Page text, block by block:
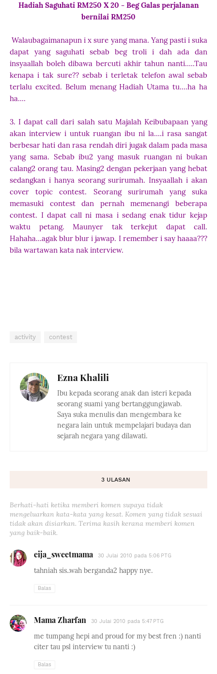
Hadiah Saguhati RM250 X 20 - Beg Galas perjalanan
bernilai RM250
Walaubagaimanapun i x sure yang mana. Yang pasti i suka
dapat yang saguhati sebab beg troli i dah ada dan
insyaallah boleh dibawa bercuti akhir tahun nanti.....Tau
kenapa i tak sure?? sebab i terletak telefon awal sebab
terlalu excited. Belum menang Hadiah Utama tu....ha ha
ha....
3. I dapat call dari salah satu Majalah Keibubapaan yang
akan interview i untuk ruangan ibu ni la....i rasa sangat
berbesar hati dan rasa rendah diri jugak dalam pada masa
yang sama. Sebab ibu2 yang masuk ruangan ni bukan
calang2 orang tau. Masing2 dengan pekerjaan yang hebat
sedangkan i hanya seorang surirumah. Insyaallah i akan
cover topic contest. Seorang surirumah yang suka
memasuki contest dan pernah memenangi beberapa
contest. I dapat call ni masa i sedang enak tidur kejap
waktu petang. Maunyer tak terkejut dapat call.
Hahaha...agak blur blur i jawap. I remember i say haaaa???
bila wartawan kata nak interview.
activity contest
Ezna Khalili
Ibu kepada seorang anak dan isteri kepada
seorang suami yang bertanggungjawab.
Saya suka menulis dan mengembara ke
negara lain untuk mempelajari budaya dan
sejarah negara yang dilawati.
3 ULASAN
Berhati-hati ketika memberi komen supaya tidak
mengeluarkan kata-kata yang kesat. Komen yang tidak sesuai
tidak akan disiarkan. Terima kasih kerana memberi komen
yang baik-baik.
eija_sweetmama 30 Julai 2010 pada 5:06 PTG
tahniah sis..wah berganda2 happy nye.
Balas
Mama Zharfan 30 Julai 2010 pada 5:47 PTG
me tumpang hepi and proud for my best fren :) nanti
citer tau psl interview tu nanti :)
Balas